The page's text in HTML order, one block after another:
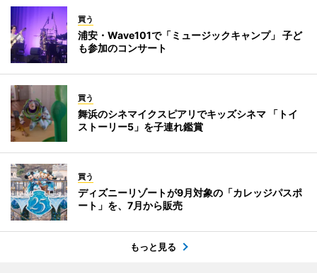
買う
浦安・Wave101で「ミュージックキャンプ」 子ど
も参加のコンサート
買う
舞浜のシネマイクスピアリでキッズシネマ 「トイ
ストーリー5」を子連れ鑑賞
買う
ディズニーリゾートが9月対象の「カレッジパスポ
ート」を、7月から販売
もっと見る